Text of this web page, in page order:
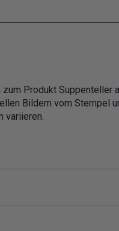
Produkt Suppenteller
Bildern vom Stempel
variieren.